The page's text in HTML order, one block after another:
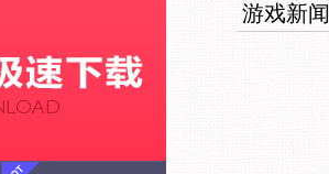
游戏新闻